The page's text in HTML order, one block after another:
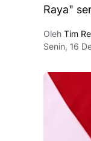
Raya"
Oleh Tim
Senin, 16